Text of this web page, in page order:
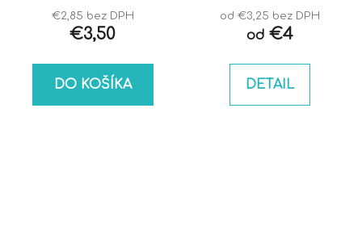
€2,85 bez DPH
€3,50
DO KOŠÍKA
od €3,25 bez DPH
od€4
DETAIL